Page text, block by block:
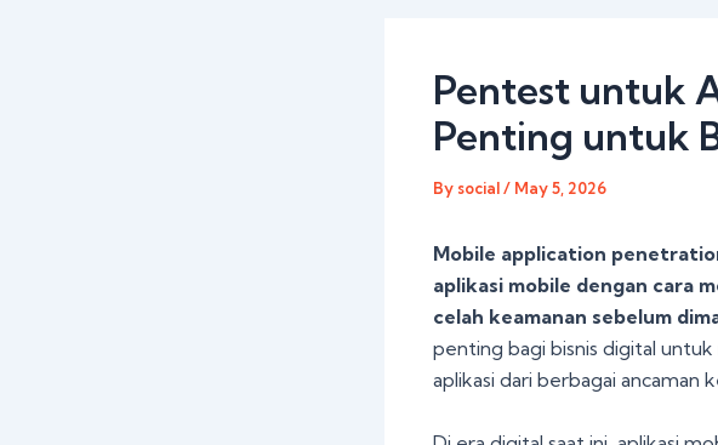
Pentest untuk
Penting untuk
By social/ May 5, 2026
Mobile application
aplikasi mobile dengan cara
celah keamanan sebelum
penting bagi bisnis digital
aplikasi dari berbagai ancaman